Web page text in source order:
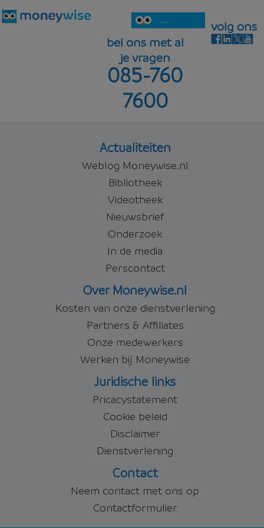
...
bel ons met al
je vragen
085-760
7600
volg ons
Actualiteiten
Weblog Moneywise.nl
Bibliotheek
Videotheek
Nieuwsbrief
Onderzoek
In de media
Perscontact
Over Moneywise.nl
Kosten van onze dienstverlening
Partners & Affiliates
Onze medewerkers
Werken bij Moneywise
Juridische links
Pricacystatement
Cookie beleid
Disclaimer
Dienstverlening
Contact
Neem contact met ons op
Contactformulier